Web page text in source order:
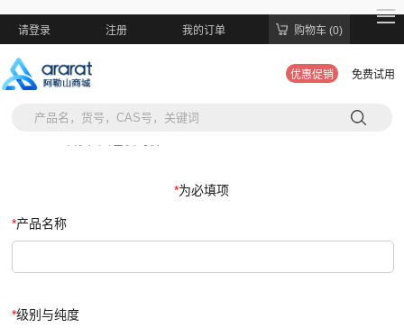
请登录 注册 我的订单 购物车 (0)
优惠促销 免费试用
*为必填项
*产品名称
*级别与纯度